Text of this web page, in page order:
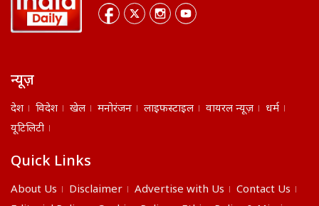
न्यूज़
देश विदेश खेल मनोरंजन लाइफस्टाइल वायरल न्यूज़
धर्म
यूटिलिटी
Quick Links
About Us Disclaimer Advertise with Us
Contact Us